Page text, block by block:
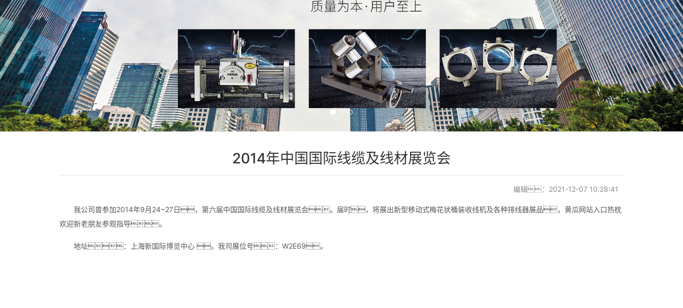
2014年中国国际线缆及线材展览会
编辑：2021-12-07 10:28:41
我公司曾参加2014年9月24~27日，第六届中国国际线缆及线材展览会。届时，将展出新型移动式梅花状桶装收线机及各种排线器展品，黄瓜网站入口热枕
欢迎新老朋友参观指导。
地址：上海新国际博览中心 。我司展位号：W2E69。